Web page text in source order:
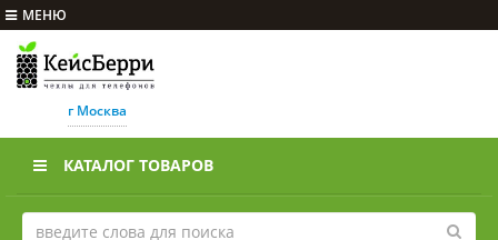
МЕНЮ
г Москва
КАТАЛОГ ТОВАРОВ